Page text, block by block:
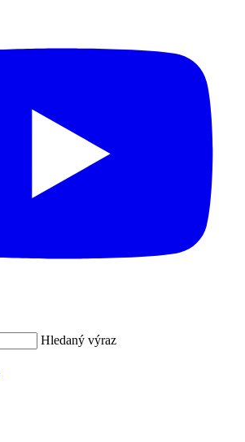
Hledaný výraz